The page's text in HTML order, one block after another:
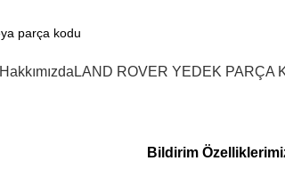
Hakkımızda LAND ROVER YEDEK PARÇA
Bildirim